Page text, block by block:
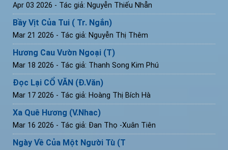
Apr 03 2026 - Tác giả: Nguyễn Thiếu Nhẫn
Bầy Vịt Của Tui ( Tr. Ngắn)
Mar 21 2026 - Tác giả: Nguyễn Thị Thêm
Hương Cau Vườn Ngoại (T)
Mar 18 2026 - Tác giả: Thanh Song Kim Phú
Đọc Lại CỔ VĂN (Đ.Văn)
Mar 17 2026 - Tác giả: Hoàng Thị Bích Hà
Xa Quê Hương (V.Nhac)
Mar 16 2026 - Tác giả: Đan Thọ -Xuân Tiên
Ngày Về Của Một Người Tù (T